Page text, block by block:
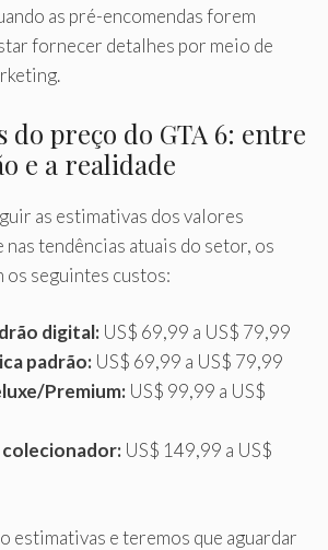
as pré-encomendas forem
fornecer detalhes por meio de
do preço do GTA 6: entre
e a realidade
as estimativas dos valores
nas tendências atuais do setor, os
os seguintes custos:
digital: US$ 69,99 a US$ 79,99
padrão: US$ 69,99 a US$ 79,99
Premium: US$ 99,99 a US$
colecionador: US$ 149,99 a US$
estimativas e teremos que aguardar